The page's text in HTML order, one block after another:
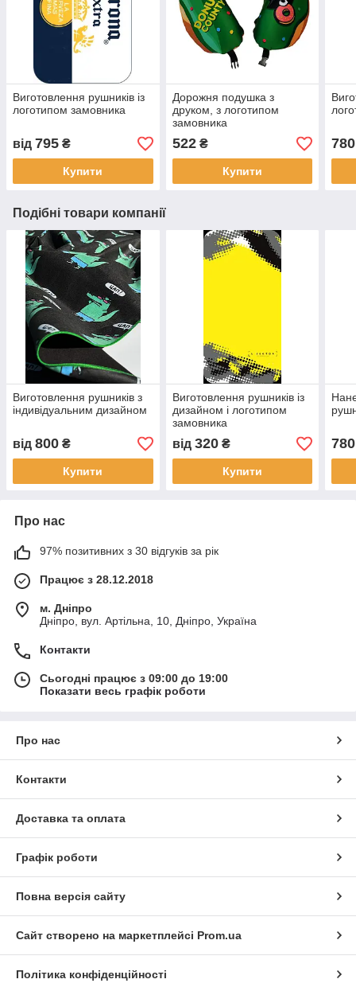
Виготовлення рушників із
логотипом замовника
від 795 ₴
Купити
Дорожня подушка з
друком, з логотипом
замовника
522₴
Купити
780
Подібні товари компанії
Виготовлення рушників з
індивідуальним дизайном
від 800 ₴
Купити
Виготовлення рушників із
дизайном і логотипом
замовника
від 320₴
Купити
780
Про нас
97% позитивних з 30 відгуків за рік
Працює з 28.12.2018
м. Дніпро
Дніпро, вул. Артільна, 10, Дніпро, Україна
Контакти
Сьогодні працює з 09:00 до 19:00
Показати весь графік роботи
Про нас
Контакти
Доставка та оплата
Графік роботи
Повна версія сайту
Сайт створено на маркетплейсі Prom.ua
Політика конфіденційності